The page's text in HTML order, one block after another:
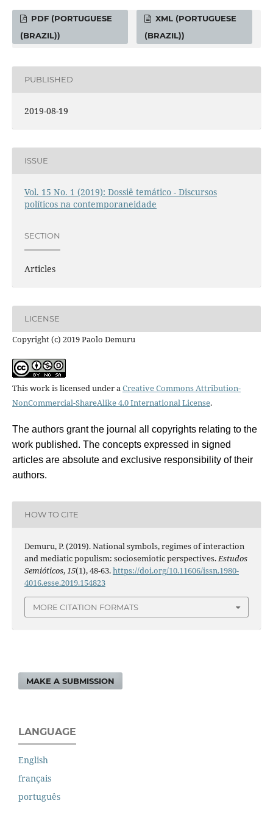
PDF (PORTUGUESE
(BRAZIL))
XML (PORTUGUESE
(BRAZIL))
PUBLISHED
2019-08-19
ISSUE
Vol. 15 No. 1 (2019): Dossiê temático - Discursos
políticos na contemporaneidade
SECTION
Articles
LICENSE
Copyright (c) 2019 Paolo Demuru
This work is licensed under aCreative Commons Attribution-
NonCommercial-ShareAlike 4.0 International License.
The authors grant the journal all copyrights relating to the
work published. The concepts expressed in signed
articles are absolute and exclusive responsibility of their
authors.
HOW TO CITE
Demuru, P. (2019). National symbols, regimes of interaction
and mediatic populism: sociosemiotic perspectives.Estudos
Semióticos,15(1), 48-63.https://doi.org/10.11606/issn.1980-
4016.esse.2019.154823
MORE CITATION FORMATS
MAKE A SUBMISSION
LANGUAGE
English
français
português